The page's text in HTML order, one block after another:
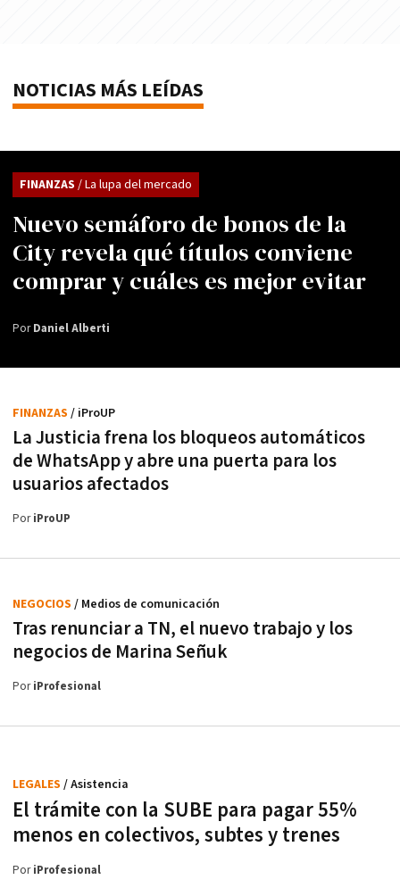
NOTICIAS MÁS LEÍDAS
Nuevo semáforo de bonos de la
City revela qué títulos conviene
comprar y cuáles es mejor evitar
FINANZAS / La lupa del mercado
PorDaniel Alberti
La Justicia frena los bloqueos automáticos
de WhatsApp y abre una puerta para los
usuarios afectados
FINANZAS / iProUP
PoriProUP
Tras renunciar a TN, el nuevo trabajo y los
negocios de Marina Señuk
NEGOCIOS / Medios de comunicación
PoriProfesional
El trámite con la SUBE para pagar 55%
menos en colectivos, subtes y trenes
LEGALES / Asistencia
PoriProfesional